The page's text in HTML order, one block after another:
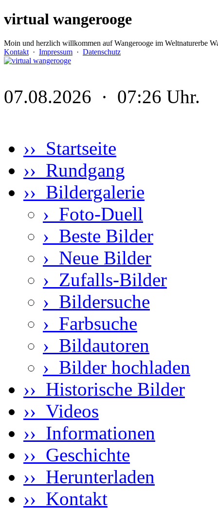
virtual wangerooge
Moin und herzlich willkommen auf Wangerooge im Weltnaturerbe
Kontakt · Impressum · Datenschutz
07.08.2026 · 07:26 Uhr.
›› Startseite
›› Rundgang
›› Bildergalerie
› Foto-Duell
› Beste Bilder
› Neue Bilder
› Zufalls-Bilder
› Bildersuche
› Farbsuche
› Bildautoren
› Bilder hochladen
›› Historische Bilder
›› Videos
›› Informationen
›› Geschichte
›› Herunterladen
›› Kontakt